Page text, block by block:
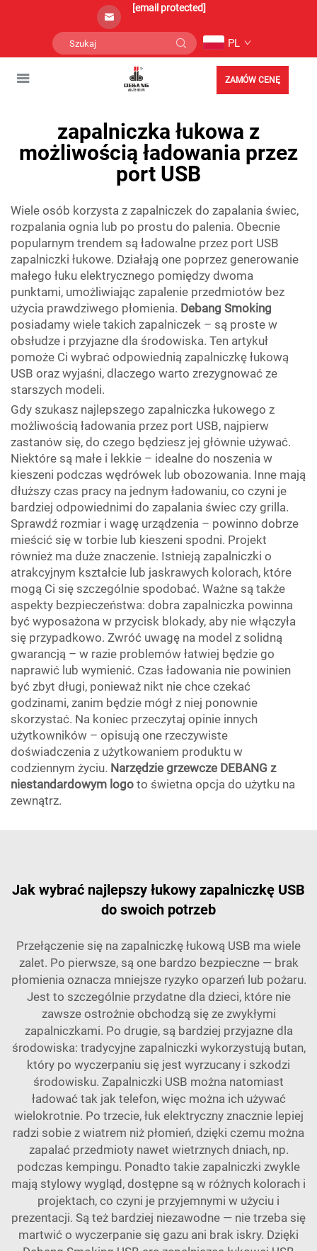
[email protected]
PL
ZAMÓW CENĘ
zapalniczka łukowa z
możliwością ładowania przez
port USB
Wiele osób korzysta z zapalniczek do zapalania świec,
rozpalania ognia lub po prostu do palenia. Obecnie
popularnym trendem są ładowalne przez port USB
zapalniczki łukowe. Działają one poprzez generowanie
małego łuku elektrycznego pomiędzy dwoma
punktami, umożliwiając zapalenie przedmiotów bez
użycia prawdziwego płomienia. Debang Smoking
posiadamy wiele takich zapalniczek – są proste w
obsłudze i przyjazne dla środowiska. Ten artykuł
pomoże Ci wybrać odpowiednią zapalniczkę łukową
USB oraz wyjaśni, dlaczego warto zrezygnować ze
starszych modeli.
Gdy szukasz najlepszego zapalniczka łukowego z
możliwością ładowania przez port USB, najpierw
zastanów się, do czego będziesz jej głównie używać.
Niektóre są małe i lekkie – idealne do noszenia w
kieszeni podczas wędrówek lub obozowania. Inne mają
dłuższy czas pracy na jednym ładowaniu, co czyni je
bardziej odpowiednimi do zapalania świec czy grilla.
Sprawdź rozmiar i wagę urządzenia – powinno dobrze
mieścić się w torbie lub kieszeni spodni. Projekt
również ma duże znaczenie. Istnieją zapalniczki o
atrakcyjnym kształcie lub jaskrawych kolorach, które
mogą Ci się szczególnie spodobać. Ważne są także
aspekty bezpieczeństwa: dobra zapalniczka powinna
być wyposażona w przycisk blokady, aby nie włączyła
się przypadkowo. Zwróć uwagę na model z solidną
gwarancją – w razie problemów łatwiej będzie go
naprawić lub wymienić. Czas ładowania nie powinien
być zbyt długi, ponieważ nikt nie chce czekać
godzinami, zanim będzie mógł z niej ponownie
skorzystać. Na koniec przeczytaj opinie innych
użytkowników – opisują one rzeczywiste
doświadczenia z użytkowaniem produktu w
codziennym życiu. Narzędzie grzewcze DEBANG z
niestandardowym logo to świetna opcja do użytku na
zewnątrz.
Jak wybrać najlepszy łukowy zapalniczkę USB
do swoich potrzeb
Przełączenie się na zapalniczkę łukową USB ma wiele
zalet. Po pierwsze, są one bardzo bezpieczne — brak
płomienia oznacza mniejsze ryzyko oparzeń lub pożaru.
Jest to szczególnie przydatne dla dzieci, które nie
zawsze ostrożnie obchodzą się ze zwykłymi
zapalniczkami. Po drugie, są bardziej przyjazne dla
środowiska: tradycyjne zapalniczki wykorzystują butan,
który po wyczerpaniu się jest wyrzucany i szkodzi
środowisku. Zapalniczki USB można natomiast
ładować tak jak telefon, więc można ich używać
wielokrotnie. Po trzecie, łuk elektryczny znacznie lepiej
radzi sobie z wiatrem niż płomień, dzięki czemu można
zapalać przedmioty nawet wietrznych dniach, np.
podczas kempingu. Ponadto takie zapalniczki zwykle
mają stylowy wygląd, dostępne są w różnych kolorach i
projektach, co czyni je przyjemnymi w użyciu i
prezentacji. Są też bardziej niezawodne — nie trzeba się
martwić o wyczerpanie się gazu ani brak iskry. Dzięki